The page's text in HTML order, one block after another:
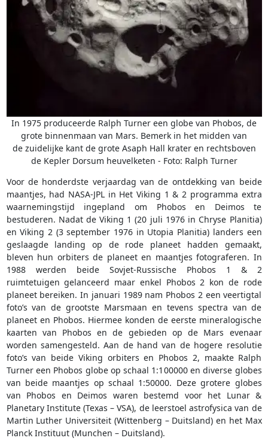
In 1975 produceerde Ralph Turner een globe van Phobos, de
grote binnenmaan van Mars. Bemerk in het midden van
de zuidelijke kant de grote Asaph Hall krater en rechtsboven
de Kepler Dorsum heuvelketen - Foto: Ralph Turner
Voor de honderdste verjaardag van de ontdekking van beide
maantjes, had NASA-JPL in Het Viking 1 & 2 programma extra
waarnemingstijd ingepland om Phobos en Deimos te
bestuderen. Nadat de Viking 1 (20 juli 1976 in Chryse Planitia)
en Viking 2 (3 september 1976 in Utopia Planitia) landers een
geslaagde landing op de rode planeet hadden gemaakt,
bleven hun orbiters de planeet en maantjes fotograferen. In
1988 werden beide Sovjet-Russische Phobos 1 & 2
ruimtetuigen gelanceerd maar enkel Phobos 2 kon de rode
planeet bereiken. In januari 1989 nam Phobos 2 een veertigtal
foto’s van de grootste Marsmaan en tevens spectra van de
planeet en Phobos. Hiermee konden de eerste mineralogische
kaarten van Phobos en de gebieden op de Mars evenaar
worden samengesteld. Aan de hand van de hogere resolutie
foto’s van beide Viking orbiters en Phobos 2, maakte Ralph
Turner een Phobos globe op schaal 1:100000 en diverse globes
van beide maantjes op schaal 1:50000. Deze grotere globes
van Phobos en Deimos waren bestemd voor het Lunar &
Planetary Institute (Texas – VSA), de leerstoel astrofysica van de
Martin Luther Universiteit (Wittenberg – Duitsland) en het Max
Planck Instituut (Munchen – Duitsland).